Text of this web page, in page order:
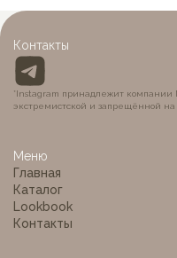
Меню
Главная
Каталог
Lookbook
Контакты
Контакты
*Instagram принадлежит компании
экстремистской и запрещённой